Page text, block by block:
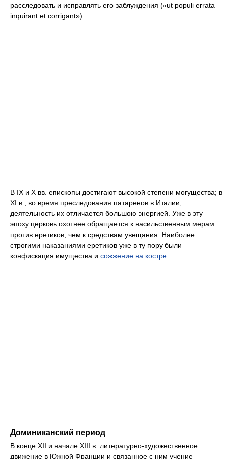
расследовать и исправлять его заблуждения («ut populi errata
inquirant et corrigant»).
В IX и X вв. епископы достигают высокой степени могущества; в
XI в., во время преследования патаренов в Италии,
деятельность их отличается большою энергией. Уже в эту
эпоху церковь охотнее обращается к насильственным мерам
против еретиков, чем к средствам увещания. Наиболее
строгими наказаниями еретиков уже в ту пору были
конфискация имущества и сожжение на костре
Доминиканский период
В конце XII и начале XIII в. литературно-художественное
движение в Южной Франции и связанное с ним учение